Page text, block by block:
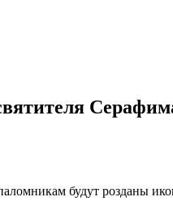
будут розданы